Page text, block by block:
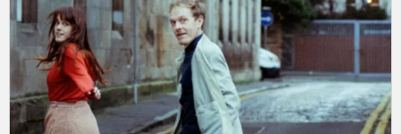
Veni, vidi, vici !